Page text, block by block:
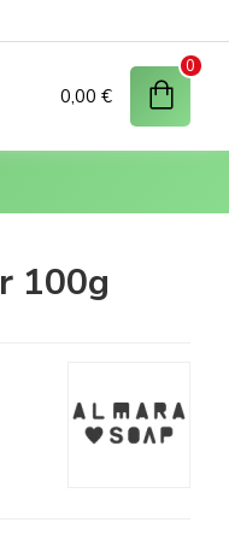
0,00 €
0
100g